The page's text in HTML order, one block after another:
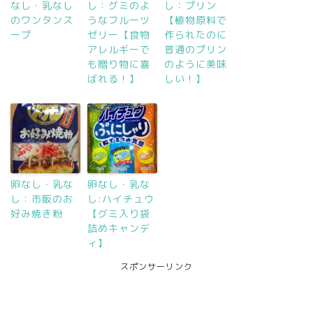
なし・乳なし
のワンタンス
ープ
し：グミのよ
うなフルーツ
ゼリー【食物
アレルギーで
も贈り物に喜
ばれる！】
し：プリン
【植物原料で
作られたのに
普通のプリン
のように美味
しい！】
卵なし・乳な
し：市販のお
好み焼き粉
卵なし・乳な
し:ハイチュウ
【グミ入り袋
詰めキャンデ
ィ】
スポンサーリンク